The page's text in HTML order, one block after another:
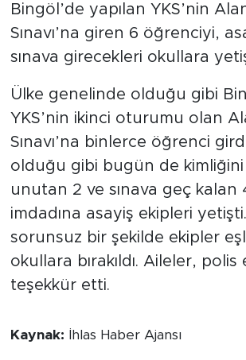
Bingöl’de yapılan YKS’nin
Sınavı’na giren 6 öğrenciyi,
sınava girecekleri okullara
Ülke genelinde olduğu gibi
YKS’nin ikinci oturumu olan
Sınavı’na binlerce öğrenci
olduğu gibi bugün de
unutan 2 ve sınava geç kalan
imdadına asayiş ekipleri
sorunsuz bir şekilde ekipler
okullara bırakıldı. Aileler, polis
teşekkür etti.
Kaynak: İhlas Haber Ajansı